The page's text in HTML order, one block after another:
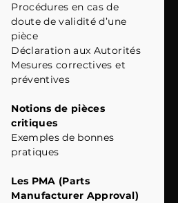
Procédures en cas de
doute de validité d’une
pièce
Déclaration aux Autorités
Mesures correctives et
préventives
Notions de pièces
critiques
Exemples de bonnes
pratiques
Les PMA (Parts
Manufacturer Approval)